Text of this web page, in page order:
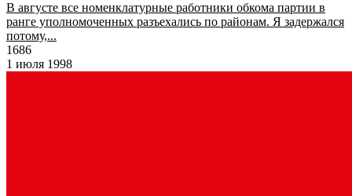
В августе все номенклатурные работники обкома партии в
ранге уполномоченных разъехались по районам. Я задержался
потому,...
1686
1 июля 1998